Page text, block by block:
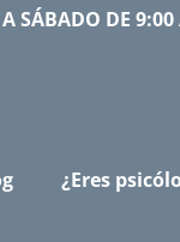
A SÁBADO DE
¿Eres